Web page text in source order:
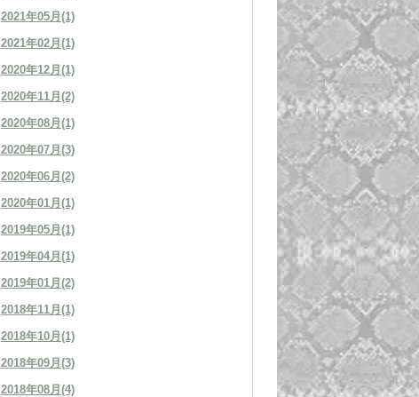
2021年05月(1)
2021年02月(1)
2020年12月(1)
2020年11月(2)
2020年08月(1)
2020年07月(3)
2020年06月(2)
2020年01月(1)
2019年05月(1)
2019年04月(1)
2019年01月(2)
2018年11月(1)
2018年10月(1)
2018年09月(3)
2018年08月(4)